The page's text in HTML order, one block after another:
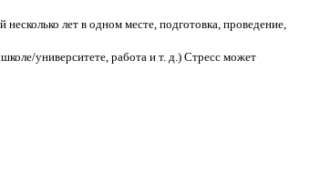
лет в одном месте, подготовка, проведение,
университете, работа и т. д.) Стресс может